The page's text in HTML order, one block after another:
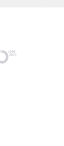
sfondo integratore.